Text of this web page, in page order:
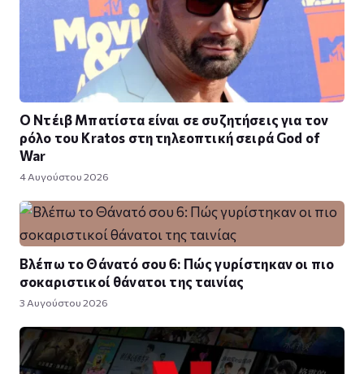
Ο Ντέιβ Μπατίστα είναι σε συζητήσεις για τον
ρόλο του Kratos στη τηλεοπτική σειρά God of
War
4 Αυγούστου 2026
Βλέπω το Θάνατό σου 6: Πώς γυρίστηκαν οι πιο
σοκαριστικοί θάνατοι της ταινίας
3 Αυγούστου 2026